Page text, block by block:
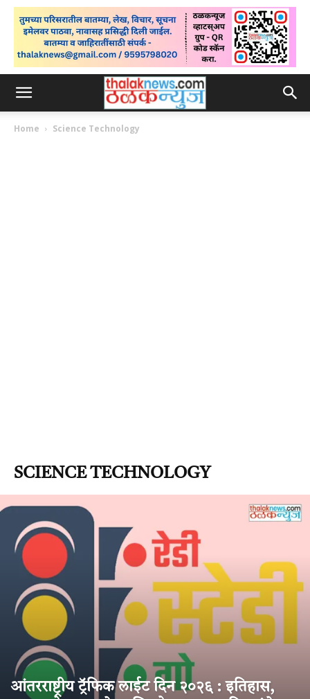
Home Science Technology
SCIENCE TECHNOLOGY
आंतरराष्ट्रीय ट्रॅफिक लाईट दिन २०२६ : इतिहास,